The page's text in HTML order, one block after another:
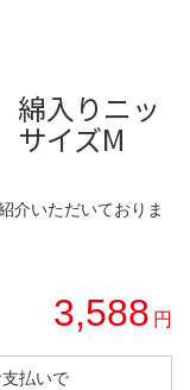
綿入りニッ
イズM
介いただいておりま
3,588 円
払いで